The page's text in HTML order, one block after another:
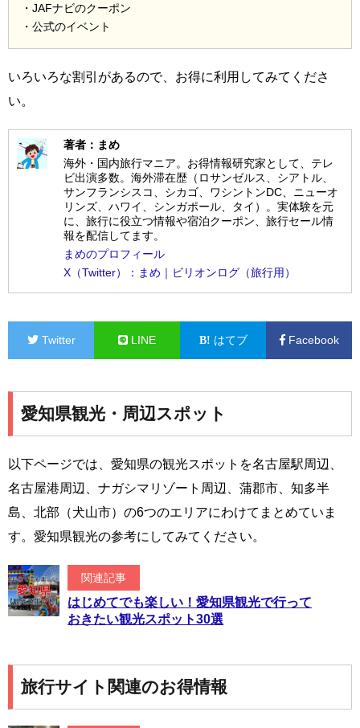
・JAFナビのクーポン
・公式のイベント
いろいろな割引があるので、お得に利用してみてくださ
い。
著者：まめ
海外・国内旅行マニア。お得情報研究家として、テレ
ビ出演多数。海外滞在歴（ロサンゼルス、シアトル、
サンフランシスコ、シカゴ、ワシントンDC、ニューオ
リンズ、ハワイ、シンガポール、タイ）。実体験を元
に、旅行に役立つ情報や宿泊クーポン、旅行セール情
報を配信してます。
まめのプロフィール
X（Twitter）：まめ｜ビリオンログ（旅行用）
Twitter LINE はてブ Facebook
愛知県観光・周辺スポット
以下ページでは、愛知県の観光スポットを名古屋駅周辺、
名古屋港周辺、ナガシマリゾート周辺、蒲郡市、知多半
島、北部（犬山市）の6つのエリアにわけてまとめていま
す。愛知県観光の参考にしてみてください。
関連記事
はじめてでも楽しい！愛知県観光で行って
おきたい観光スポット30選
旅行サイト関連のお得情報